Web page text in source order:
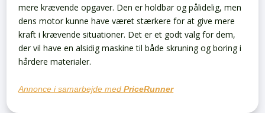
mere krævende opgaver. Den er holdbar og pålidelig, men
dens motor kunne have været stærkere for at give mere
kraft i krævende situationer. Det er et godt valg for dem,
der vil have en alsidig maskine til både skruning og boring i
hårdere materialer.
Annonce i samarbejde medPriceRunner